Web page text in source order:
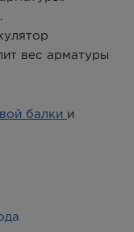
вес арматуры
балки и